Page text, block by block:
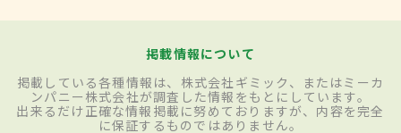
掲載情報について
掲載している各種情報は、株式会社ギミック、またはミーカ
ンパニー株式会社が調査した情報をもとにしています。
出来るだけ正確な情報掲載に努めておりますが、内容を完全
に保証するものではありません。